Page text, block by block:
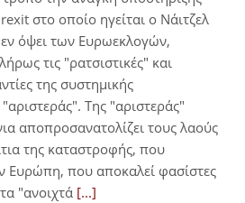
στο οποίο ηγείται ο Νάιτζελ
όψει των Ευρωεκλογών,
τις "ρατσιστικές" και
της συστημικής
Της "αριστεράς"
αποπροσανατολίζει τους λαούς
της καταστροφής, που
Ευρώπη, που αποκαλεί φασίστες
"ανοιχτά [...]